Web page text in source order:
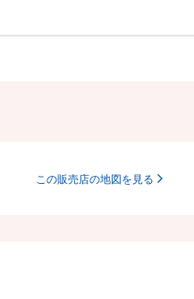
この販売店の地図を見る